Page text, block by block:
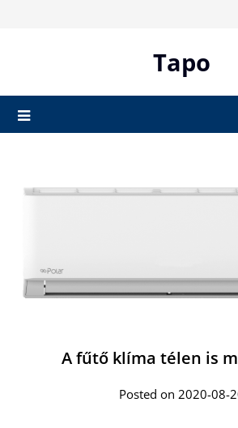
Tapo
A fűtő klíma télen is
Posted on 2020-08-